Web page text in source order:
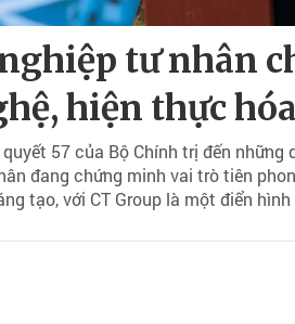
tư nhân
hiện thực
57 của Bộ Chính trị đến
đang chứng minh vai trò tiên
tạo, với CT Group là một điển